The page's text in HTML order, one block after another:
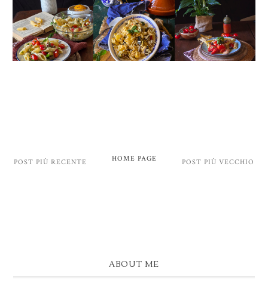
POST PIÙ RECENTE POST PIÙ VECCHIO
HOME PAGE
ABOUT ME